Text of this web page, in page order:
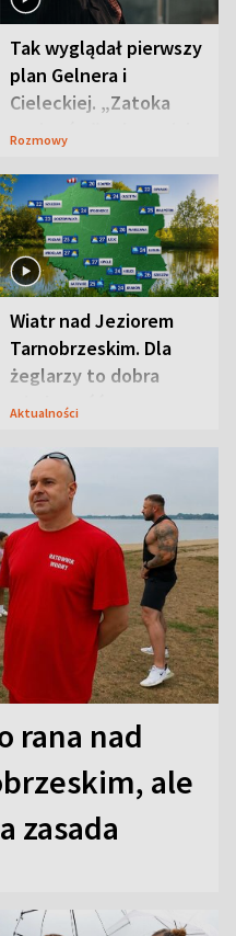
Tak wyglądał pierwszy
plan Gelnera i
Cieleckiej. „Zatoka
szpiegów” od razu ich
Rozmowy
Wiatr nad Jeziorem
Tarnobrzeskim. Dla
żeglarzy to dobra
wiadomość
Aktualności
rana nad
ale
zasada